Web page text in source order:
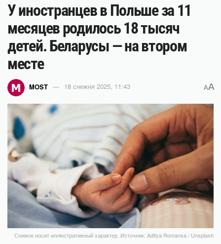
У иностранцев в Польше за 11
месяцев родилось 18 тысяч
детей. Беларусы — на втором
месте
MOST 18 снежня 2025, 11:43 AA
Снимок носит иллюстративный характер. Источник: Aditya Romansa / Unsplash